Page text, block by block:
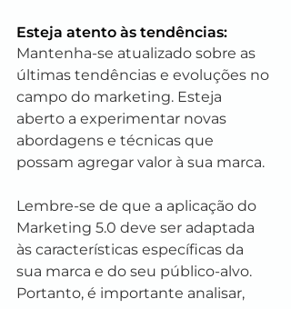
Esteja atento às tendências:
Mantenha-se atualizado sobre as
últimas tendências e evoluções no
campo do marketing. Esteja
aberto a experimentar novas
abordagens e técnicas que
possam agregar valor à sua marca.
Lembre-se de que a aplicação do
Marketing 5.0 deve ser adaptada
às características específicas da
sua marca e do seu público-alvo.
Portanto, é importante analisar,